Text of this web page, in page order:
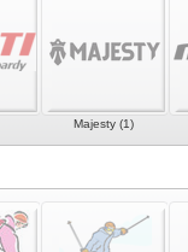
Majesty (1)